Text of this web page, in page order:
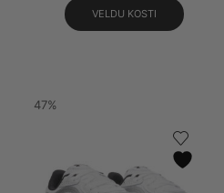
VELDU KOSTI
47%